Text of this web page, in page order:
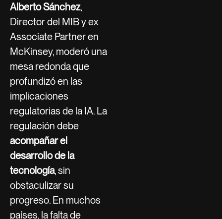
Alberto Sánchez,
Director del MIB y ex
Associate Partner en
McKinsey, moderó una
mesa redonda que
profundizó en las
implicaciones
regulatorias de la IA. La
regulación debe
acompañar el
desarrollo de la
tecnología, sin
obstaculizar su
progreso. En muchos
países, la falta de